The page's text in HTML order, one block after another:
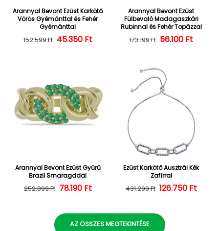
Arannyal Bevont Ezüst Karkötő
Vörös Gyémánttal és Fehér
Gyémánttal
Normál ár
152.599 Ft Kedvezményes ár
45.350 Ft
Arannyal Bevont Ezüst
Fülbevaló Madagaszkári
Rubinnal és Fehér Topázzal
Normál ár
173.199 Ft 56.100 Ft
Arannyal Bevont Ezüst Gyűrű
Brazil Smaragddal
Normál ár
252.899 Ft Kedvezményes ár
78.190 Ft
Ezüst Karkötő Ausztrál Kék
Zafírral
Normál ár
431.299 Ft 126.750 Ft
AZ ÖSSZES MEGTEKINTÉSE